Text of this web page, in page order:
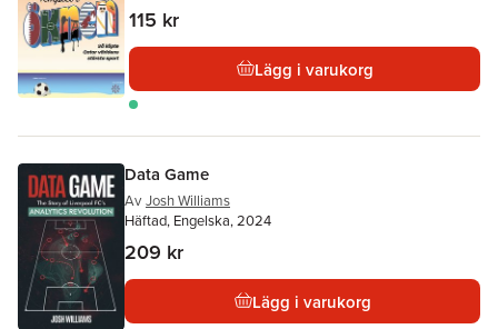
115 kr
Lägg i varukorg
Data Game
Av Josh Williams
Häftad, Engelska, 2024
209 kr
Lägg i varukorg